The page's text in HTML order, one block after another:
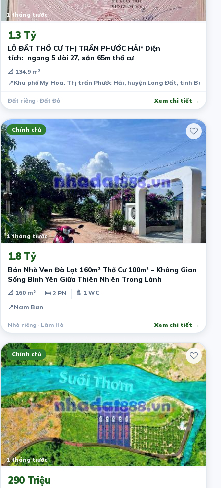
1 tháng trước
1.3 Tỷ
LÔ ĐẤT THỔ CƯ THỊ TRẤN PHƯỚC HẢI* Diện
tích: ngang 5 dài 27, sẵn 65m thổ cư
📐 134.9 m²
📍Khu phố Mỹ Hoa. Thị trấn Phước Hải, huyện Long Đất, tỉnh Bà Rịa -
Đất riêng · Đất Đỏ Xem chi tiết →
Chính chủ
1 tháng trước
1.8 Tỷ
Bán Nhà Ven Đà Lạt 160m² Thổ Cư 100m² – Không Gian
Sống Bình Yên Giữa Thiên Nhiên Trong Lành
📐 160 m² 🛏 2 PN
🚿 1 WC
📍Nam Ban
Nhà riêng · Lâm Hà Xem chi tiết →
Chính chủ
1 tháng trước
290 Triệu